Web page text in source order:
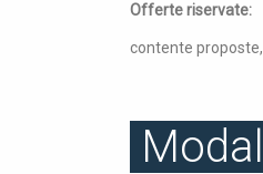
Offerte riservate:
contente